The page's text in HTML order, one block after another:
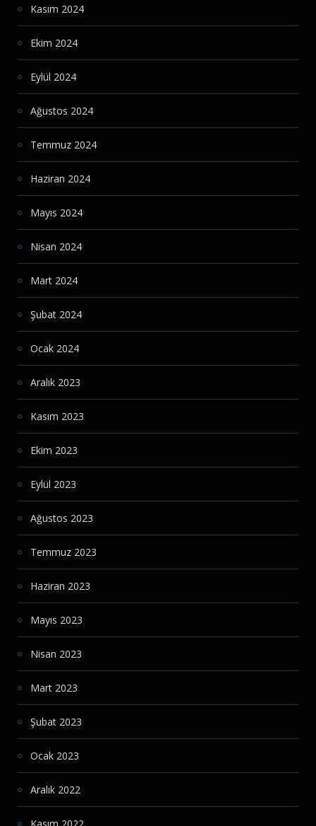
Kasım 2024
Ekim 2024
Eylül 2024
Ağustos 2024
Temmuz 2024
Haziran 2024
Mayıs 2024
Nisan 2024
Mart 2024
Şubat 2024
Ocak 2024
Aralık 2023
Kasım 2023
Ekim 2023
Eylül 2023
Ağustos 2023
Temmuz 2023
Haziran 2023
Mayıs 2023
Nisan 2023
Mart 2023
Şubat 2023
Ocak 2023
Aralık 2022